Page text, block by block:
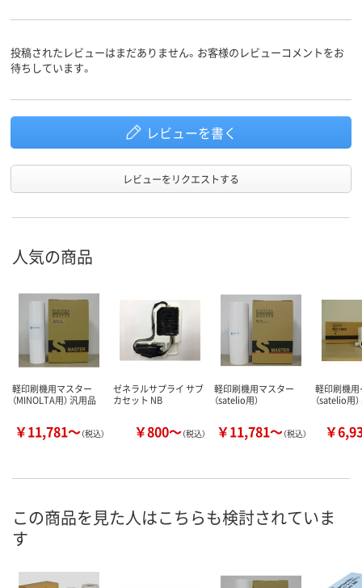
投稿されたレビューはまだありません。お客様のレビューコメントをお
待ちしています。
レビューを書く
レビューをリクエストする
人気の商品
軽印刷機用マスター
（MINOLTA用） 汎用品
￥11,781～（税込）
ゼネラルサプライ サブ
カセット NB
￥800～（税込）
軽印刷機用マスター
（satelio用）
￥11,781～（税込）
軽印刷機
（satelio用
￥
この商品を見た人はこちらも検討されていま
す